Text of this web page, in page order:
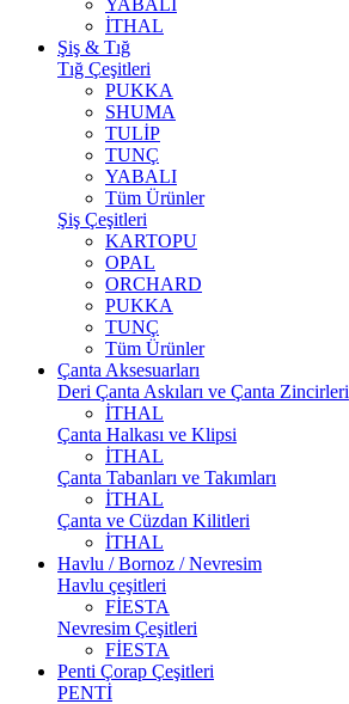
YABALI
İTHAL
Şiş & Tığ
Tığ Çeşitleri
PUKKA
SHUMA
TULİP
TUNÇ
YABALI
Tüm Ürünler
Şiş Çeşitleri
KARTOPU
OPAL
ORCHARD
PUKKA
TUNÇ
Tüm Ürünler
Çanta Aksesuarları
Deri Çanta Askıları ve Çanta Zincirleri
İTHAL
Çanta Halkası ve Klipsi
İTHAL
Çanta Tabanları ve Takımları
İTHAL
Çanta ve Cüzdan Kilitleri
İTHAL
Havlu / Bornoz / Nevresim
Havlu çeşitleri
FİESTA
Nevresim Çeşitleri
FİESTA
Penti Çorap Çeşitleri
PENTİ